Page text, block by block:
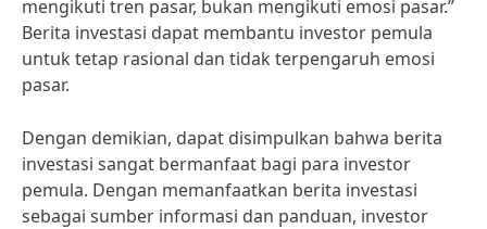
mengikuti tren pasar, bukan mengikuti emosi pasar.”
Berita investasi dapat membantu investor pemula
untuk tetap rasional dan tidak terpengaruh emosi
pasar.
Dengan demikian, dapat disimpulkan bahwa berita
investasi sangat bermanfaat bagi para investor
pemula. Dengan memanfaatkan berita investasi
sebagai sumber informasi dan panduan, investor